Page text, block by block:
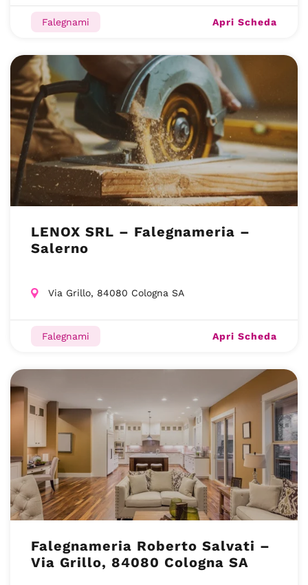
Falegnami Apri Scheda
LENOX SRL – Falegnameria –
Salerno
Via Grillo, 84080 Cologna SA
Falegnami Apri Scheda
Falegnameria Roberto Salvati –
Via Grillo, 84080 Cologna SA